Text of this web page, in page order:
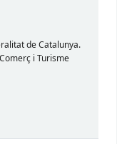
de Catalunya.
i Turisme